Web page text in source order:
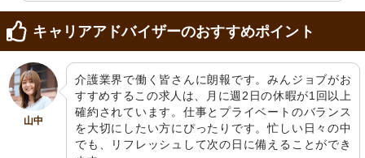
キャリアアドバイザーのおすすめポイント
山中
介護業界で働く皆さんに朗報です。みんジョブがお
すすめするこの求人は、月に週2日の休暇が1回以上
確約されています。仕事とプライベートのバランス
を大切にしたい方にぴったりです。忙しい日々の中
でも、リフレッシュして次の日に備えることができ